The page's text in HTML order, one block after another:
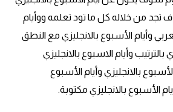
من خلاله كل ما تود تعلمه ووأيام
وأيام الأسبوع بالانجليزي مع النطق
بالترتيب وأيام الاسبوع بالانجليزي
بالانجليزي وأيام الأسبوع